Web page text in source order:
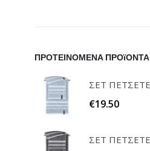
ΠΡΟΤΕΙΝΟΜΕΝΑ ΠΡΟϊΟΝΤΑ
€19.50